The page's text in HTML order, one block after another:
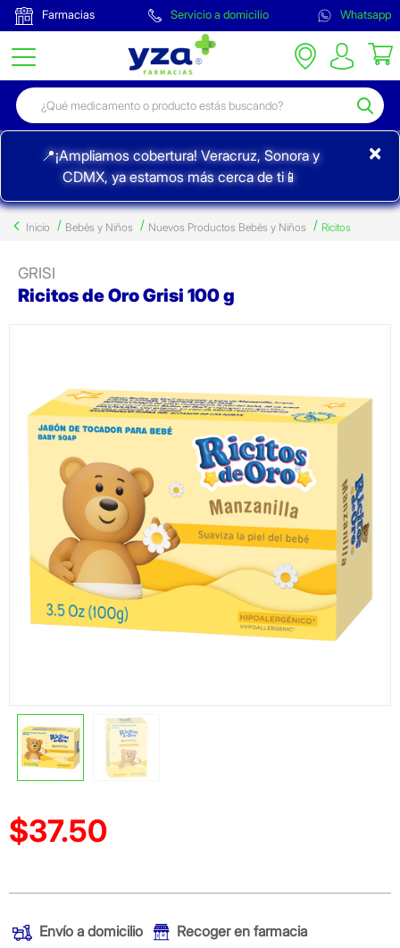
Farmacias Servicio a domicilio Whatsapp
📍¡Ampliamos cobertura! Veracruz, Sonora y
CDMX, ya estamos más cerca de ti📱
×
Inicio Bebés y Niños Nuevos Productos Bebés y Niños Ricitos
GRISI
Ricitos de Oro Grisi 100 g
Precio reducido de
$37.50
Envío a domicilio Recoger en farmacia